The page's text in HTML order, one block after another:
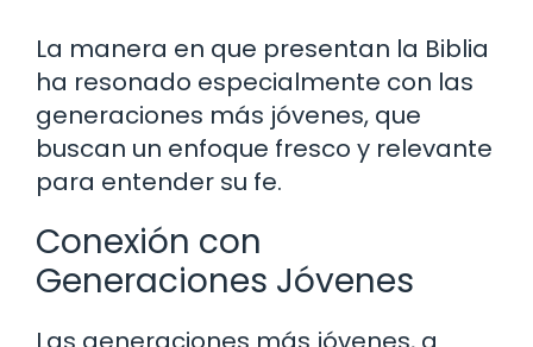
La manera en que presentan la Biblia
ha resonado especialmente con las
generaciones más jóvenes, que
buscan un enfoque fresco y relevante
para entender su fe.
Conexión con
Generaciones Jóvenes